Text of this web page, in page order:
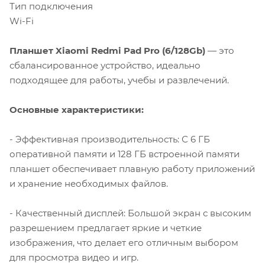
Тип подключения
Wi-Fi
Планшет Xiaomi Redmi Pad Pro (6/128Gb) — это
сбалансированное устройство, идеально
подходящее для работы, учебы и развлечений.
Основные характеристики:
- Эффективная производительность: С 6 ГБ
оперативной памяти и 128 ГБ встроенной памяти
планшет обеспечивает плавную работу приложений
и хранение необходимых файлов.
- Качественный дисплей: Большой экран с высоким
разрешением предлагает яркие и четкие
изображения, что делает его отличным выбором
для просмотра видео и игр.